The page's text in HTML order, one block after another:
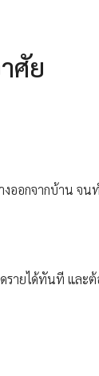
ศัย
อกจากบ้าน จน
ายได้ทันที และ